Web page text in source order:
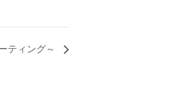
ティング～